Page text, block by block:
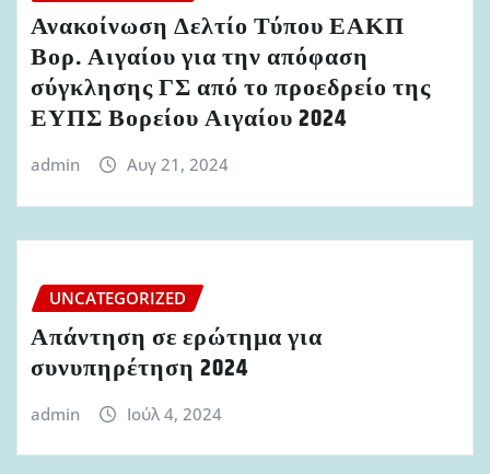
Ανακοίνωση Δελτίο Τύπου ΕΑΚΠ
Βορ. Αιγαίου για την απόφαση
σύγκλησης ΓΣ από το προεδρείο της
ΕΥΠΣ Βορείου Αιγαίου 2024
admin Αυγ 21, 2024
UNCATEGORIZED
Απάντηση σε ερώτημα για
συνυπηρέτηση 2024
admin Ιούλ 4, 2024